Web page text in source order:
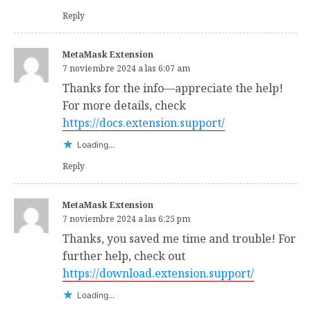
Reply
MetaMask Extension
7 noviembre 2024 a las 6:07 am
Thanks for the info—appreciate the help!
For more details, check
https://docs.extension.support/
Loading...
Reply
MetaMask Extension
7 noviembre 2024 a las 6:25 pm
Thanks, you saved me time and trouble! For
further help, check out
https://download.extension.support/
Loading...